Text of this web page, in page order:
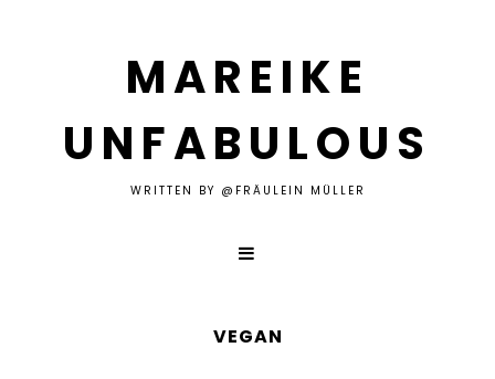
MAREIKE
UNFABULOUS
WRITTEN BY @FRÄULEIN MÜLLER
VEGAN